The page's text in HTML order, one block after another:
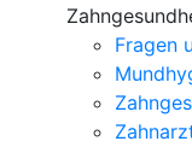
Fragen